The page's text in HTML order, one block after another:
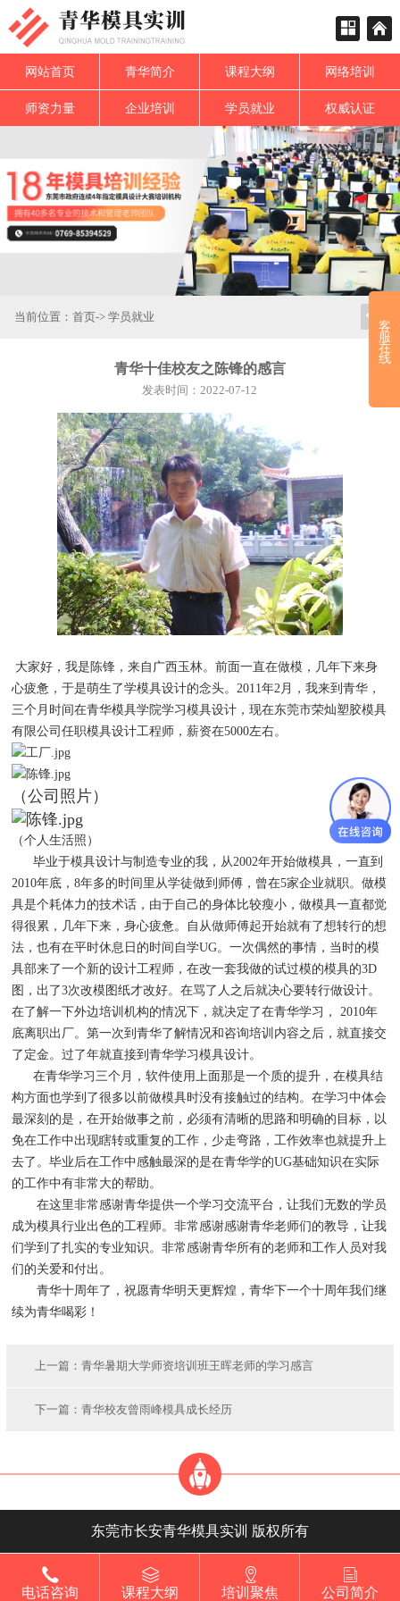
网站首页 青华简介 课程大纲 网络培训
师资力量 企业培训 学员就业 权威认证
当前位置： 首页-> 学员就业
青华十佳校友之陈锋的感言
发表时间：2022-07-12
大家好，我是陈锋，来自广西玉林。前面一直在做模，几年下来身
心疲惫，于是萌生了学模具设计的念头。2011年2月，我来到青华，
三个月时间在青华模具学院学习模具设计，现在东莞市荣灿塑胶模具
有限公司任职模具设计工程师，薪资在5000左右。
（公司照片）
（个人生活照）
毕业于模具设计与制造专业的我，从2002年开始做模具，一直到
2010年底，8年多的时间里从学徒做到师傅，曾在5家企业就职。做模
具是个耗体力的技术话，由于自己的身体比较瘦小，做模具一直都觉
得很累，几年下来，身心疲惫。自从做师傅起开始就有了想转行的想
法，也有在平时休息日的时间自学UG。一次偶然的事情，当时的模
具部来了一个新的设计工程师，在改一套我做的试过模的模具的3D
图，出了3次改模图纸才改好。在骂了人之后就决心要转行做设计。
在了解一下外边培训机构的情况下，就决定了在青华学习， 2010年
底离职出厂。第一次到青华了解情况和咨询培训内容之后，就直接交
了定金。过了年就直接到青华学习模具设计。
在青华学习三个月，软件使用上面那是一个质的提升，在模具结
构方面也学到了很多以前做模具时没有接触过的结构。在学习中体会
最深刻的是，在开始做事之前，必须有清晰的思路和明确的目标，以
免在工作中出现瞎转或重复的工作，少走弯路，工作效率也就提升上
去了。毕业后在工作中感触最深的是在青华学的UG基础知识在实际
的工作中有非常大的帮助。
在这里非常感谢青华提供一个学习交流平台，让我们无数的学员
成为模具行业出色的工程师。非常感谢感谢青华老师们的教导，让我
们学到了扎实的专业知识。非常感谢青华所有的老师和工作人员对我
们的关爱和付出。
青华十周年了，祝愿青华明天更辉煌，青华下一个十周年我们继
续为青华喝彩！
上一篇： 青华暑期大学师资培训班王晖老师的学习感言
下一篇： 青华校友曾雨峰模具成长经历
东莞市长安青华模具实训 版权所有
电话咨询 课程大纲 培训聚焦 公司简介
客
服
在
线